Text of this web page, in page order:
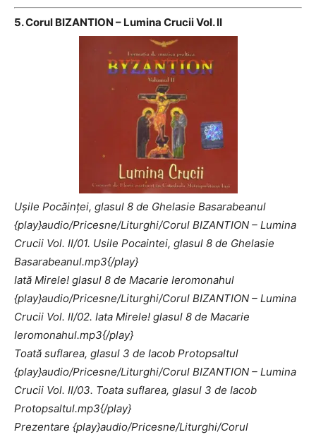
5. Corul BIZANTION – Lumina Crucii Vol. II
Uşile Pocăinţei, glasul 8 de Ghelasie Basarabeanul
{play}audio/Pricesne/Liturghi/Corul BIZANTION – Lumina
Crucii Vol. II/01. Usile Pocaintei, glasul 8 de Ghelasie
Basarabeanul.mp3{/play}
Iată Mirele! glasul 8 de Macarie Ieromonahul
{play}audio/Pricesne/Liturghi/Corul BIZANTION – Lumina
Crucii Vol. II/02. Iata Mirele! glasul 8 de Macarie
Ieromonahul.mp3{/play}
Toată suflarea, glasul 3 de Iacob Protopsaltul
{play}audio/Pricesne/Liturghi/Corul BIZANTION – Lumina
Crucii Vol. II/03. Toata suflarea, glasul 3 de Iacob
Protopsaltul.mp3{/play}
Prezentare {play}audio/Pricesne/Liturghi/Corul